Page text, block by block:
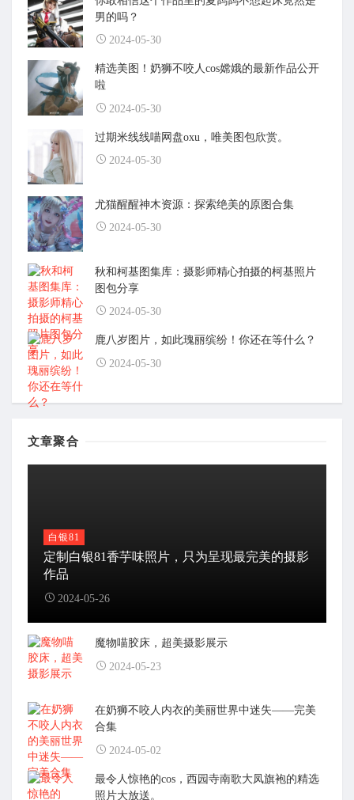
男的吗？
2024-05-30
精选美图！奶狮不咬人cos嫦娥的最新作品公开
啦
2024-05-30
过期米线线喵网盘oxu，唯美图包欣赏。
2024-05-30
尤猫醒醒神木资源：探索绝美的原图合集
2024-05-30
秋和柯基图集库：摄影师精心拍摄的柯基照片
图包分享
2024-05-30
鹿八岁图片，如此瑰丽缤纷！你还在等什么？
2024-05-30
文章聚合
白银81
定制白银81香芋味照片，只为呈现最完美的摄影
作品
2024-05-26
魔物喵胶床，超美摄影展示
2024-05-23
在奶狮不咬人内衣的美丽世界中迷失——完美
合集
2024-05-02
最令人惊艳的cos，西园寺南歌大凤旗袍的精选
照片大放送。